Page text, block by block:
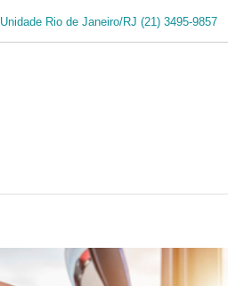
Unidade Rio de Janeiro/RJ (21) 3495-9857